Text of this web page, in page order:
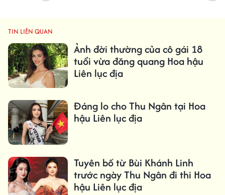
TIN LIÊN QUAN
Ảnh đời thường của cô gái 18
tuổi vừa đăng quang Hoa hậu
Liên lục địa
Đáng lo cho Thu Ngân tại Hoa
hậu Liên lục địa
Tuyên bố từ Bùi Khánh Linh
trước ngày Thu Ngân đi thi Hoa
hậu Liên lục địa